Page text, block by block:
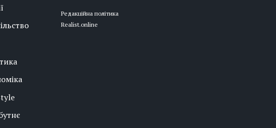
Редакційна політика
Realist.online